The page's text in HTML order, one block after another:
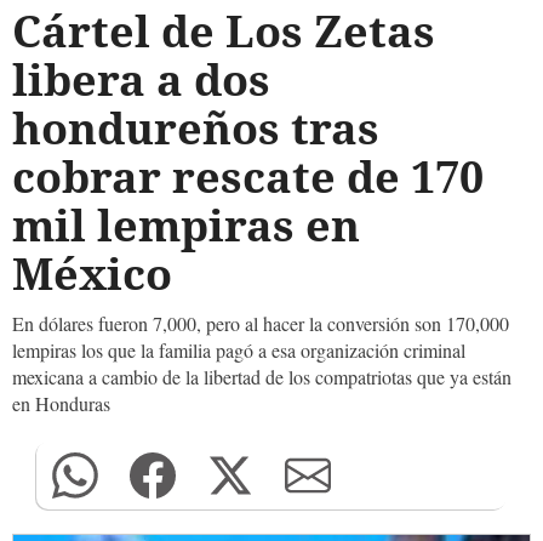
Cártel de Los Zetas
libera a dos
hondureños tras
cobrar rescate de 170
mil lempiras en
México
En dólares fueron 7,000, pero al hacer la conversión son 170,000
lempiras los que la familia pagó a esa organización criminal
mexicana a cambio de la libertad de los compatriotas que ya están
en Honduras